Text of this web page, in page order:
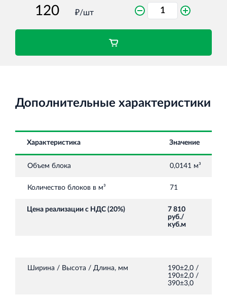
Испытательный комплекс ПКТИ
Торгово-развлекательный центр Вернисаж в
Кингисеппе
Современный торговый комплекс в центре города
₽/шт
Дополнительные характеристики
Характеристика Значение
Объем блока 0,0141 м³
Количество блоков в м³ 71
Цена реализации с НДС (20%)
7 810
руб./
куб.м
Ширина / Высота / Длина, мм
190±2,0 /
190±2,0 /
390±3,0